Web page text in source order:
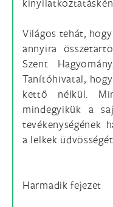
Világos tehát,
annyira
Szent
Tanítóhivatal,
kettő nélkül.
mindegyikük a
tevékenységének
a lelkek
Harmadik fejezet